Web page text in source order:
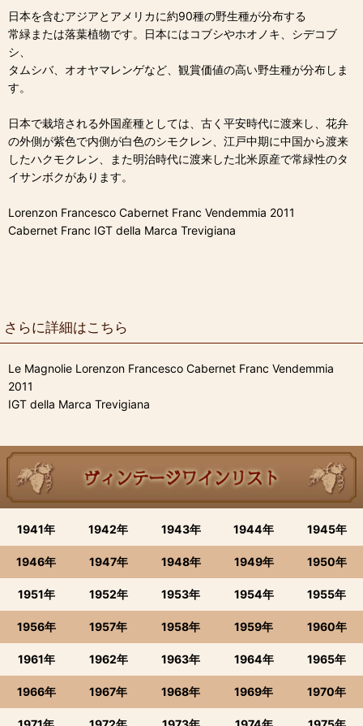
日本を含むアジアとアメリカに約90種の野生種が分布する
常緑または落葉植物です。日本にはコブシやホオノキ、シデコブ
シ、
タムシバ、オオヤマレンゲなど、観賞価値の高い野生種が分布しま
す。
日本で栽培される外国産種としては、古く平安時代に渡来し、花弁
の外側が紫色で内側が白色のシモクレン、江戸中期に中国から渡来
したハクモクレン、また明治時代に渡来した北米原産で常緑性のタ
イサンボクがあります。
Lorenzon Francesco Cabernet Franc Vendemmia 2011
Cabernet Franc IGT della Marca Trevigiana
さらに詳細はこちら
Le Magnolie Lorenzon Francesco Cabernet Franc Vendemmia
2011
IGT della Marca Trevigiana
1941年 1942年 1943年 1944年 1945年
1946年 1947年 1948年 1949年 1950年
1951年 1952年 1953年 1954年 1955年
1956年 1957年 1958年 1959年 1960年
1961年 1962年 1963年 1964年 1965年
1966年 1967年 1968年 1969年 1970年